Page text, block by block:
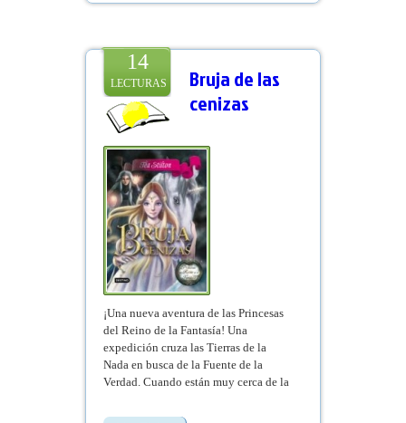
14
LECTURAS
Bruja de las
cenizas
¡Una nueva aventura de las Princesas
del Reino de la Fantasía! Una
expedición cruza las Tierras de la
Nada en busca de la Fuente de la
Verdad. Cuando están muy cerca de la
Cenizas, dispuesta a atacar a las